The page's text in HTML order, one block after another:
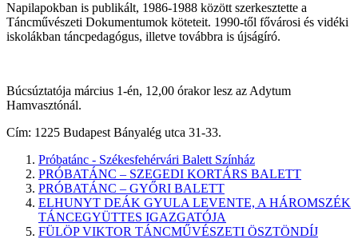
Napilapokban is publikált, 1986-1988 között szerkesztette a
Táncművészeti Dokumentumok köteteit. 1990-től fővárosi és vidéki
iskolákban táncpedagógus, illetve továbbra is újságíró.
Búcsúztatója március 1-én, 12,00 órakor lesz az Adytum
Hamvasztónál.
Cím: 1225 Budapest Bányalég utca 31-33.
Próbatánc - Székesfehérvári Balett Színház
PRÓBATÁNC – SZEGEDI KORTÁRS BALETT
PRÓBATÁNC – GYŐRI BALETT
ELHUNYT DEÁK GYULA LEVENTE, A HÁROMSZÉK
TÁNCEGYÜTTES IGAZGATÓJA
FÜLÖP VIKTOR TÁNCMŰVÉSZETI ÖSZTÖNDÍJ